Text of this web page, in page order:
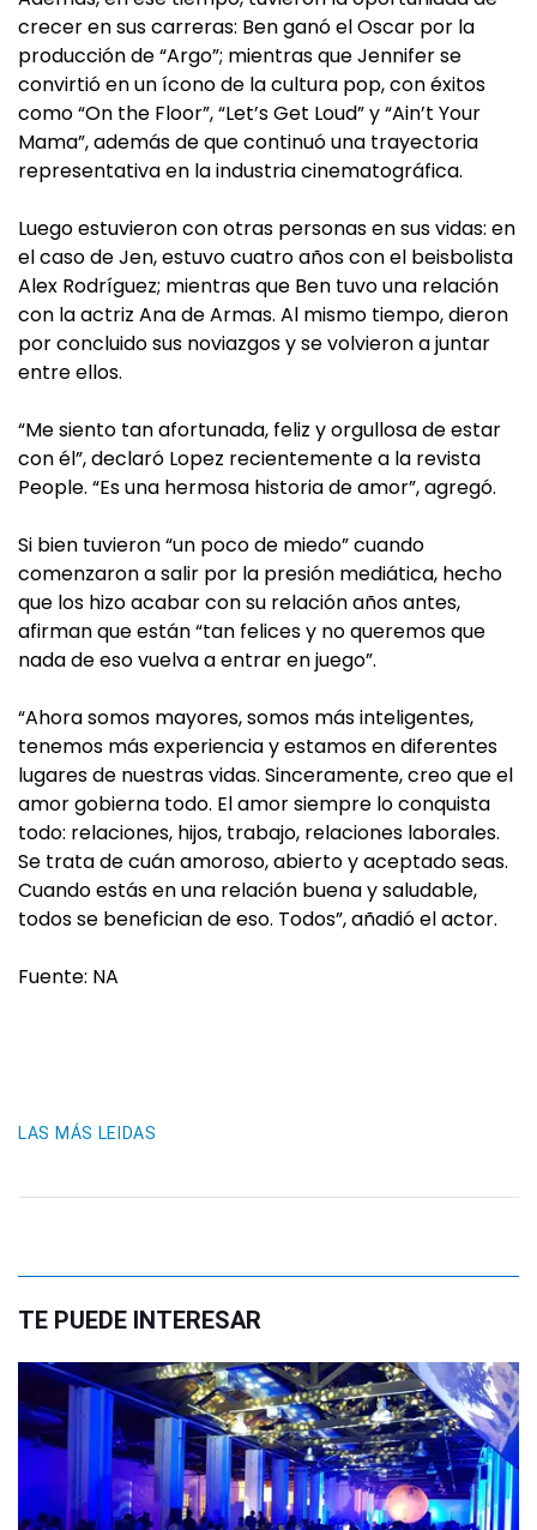
crecer en sus carreras: Ben ganó el Oscar por la
producción de “Argo”; mientras que Jennifer se
convirtió en un ícono de la cultura pop, con éxitos
como “On the Floor”, “Let’s Get Loud” y “Ain’t Your
Mama”, además de que continuó una trayectoria
representativa en la industria cinematográfica.
Luego estuvieron con otras personas en sus vidas: en
el caso de Jen, estuvo cuatro años con el beisbolista
Alex Rodríguez; mientras que Ben tuvo una relación
con la actriz Ana de Armas. Al mismo tiempo, dieron
por concluido sus noviazgos y se volvieron a juntar
entre ellos.
“Me siento tan afortunada, feliz y orgullosa de estar
con él”, declaró Lopez recientemente a la revista
People. “Es una hermosa historia de amor”, agregó.
Si bien tuvieron “un poco de miedo” cuando
comenzaron a salir por la presión mediática, hecho
que los hizo acabar con su relación años antes,
afirman que están “tan felices y no queremos que
nada de eso vuelva a entrar en juego”.
“Ahora somos mayores, somos más inteligentes,
tenemos más experiencia y estamos en diferentes
lugares de nuestras vidas. Sinceramente, creo que el
amor gobierna todo. El amor siempre lo conquista
todo: relaciones, hijos, trabajo, relaciones laborales.
Se trata de cuán amoroso, abierto y aceptado seas.
Cuando estás en una relación buena y saludable,
todos se benefician de eso. Todos”, añadió el actor.
Fuente: NA
LAS MÁS LEIDAS
TE PUEDE INTERESAR